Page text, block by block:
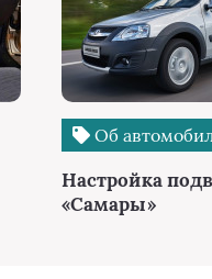
Об
Настройка
«Самары»